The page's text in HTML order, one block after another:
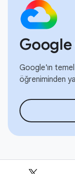
Google'ın
öğreniminden